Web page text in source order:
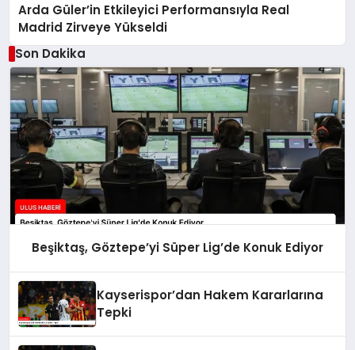
Arda Güler’in Etkileyici Performansıyla Real
Madrid Zirveye Yükseldi
Son Dakika
Beşiktaş, Göztepe’yi Süper Lig’de Konuk Ediyor
Kayserispor’dan Hakem Kararlarına
Tepki